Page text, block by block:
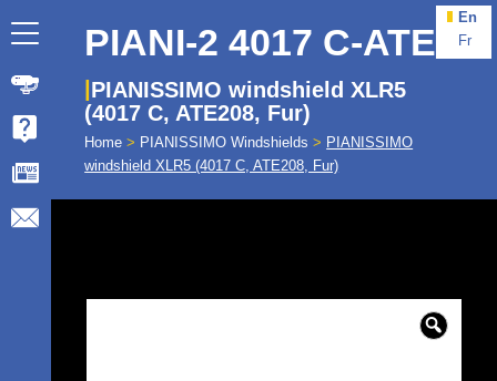
En
Fr
PIANI-2 4017 C-ATE
PIANISSIMO windshield XLR5
(4017 C, ATE208, Fur)
Home > PIANISSIMO Windshields > PIANISSIMO
windshield XLR5 (4017 C, ATE208, Fur)